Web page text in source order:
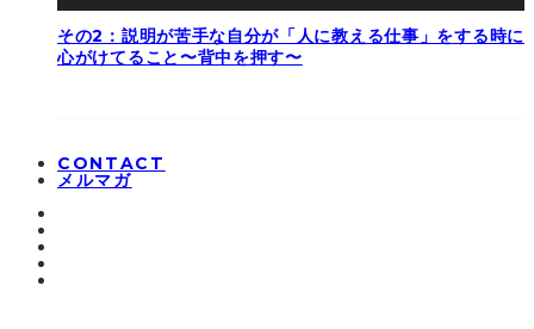
その2：説明が苦手な自分が「人に教える仕事」をする時に
心がけてること〜背中を押す〜
CONTACT
メルマガ